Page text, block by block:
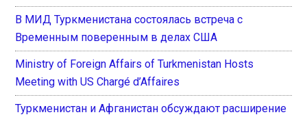
В МИД Туркменистана состоялась встреча с
Временным поверенным в делах США
Ministry of Foreign Affairs of Turkmenistan Hosts
Meeting with US Chargé d’Affaires
Туркменистан и Афганистан обсуждают расширение